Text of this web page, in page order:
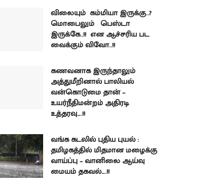
விலையும் கம்மியா இருக்கு..?
மொபைலும் பெஸ்டா
இருக்கே..!! என ஆச்சரிய பட
வைக்கும் விவோ..!!
கணவனாக இருந்தாலும்
அத்துமீறினால் பாலியல்
வன்கொடுமை தான் –
உயர்நீதிமன்றம் அதிரடி
உத்தரவு….!!
வங்க கடலில் புதிய புயல் :
தமிழகத்தில் மிதமான மழைக்கு
வாய்ப்பு – வானிலை ஆய்வு
மையம் தகவல்….!!